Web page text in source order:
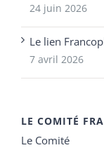
24 juin 2026
Le lien
7 avril 2026
LE COMITÉ
Le Comité